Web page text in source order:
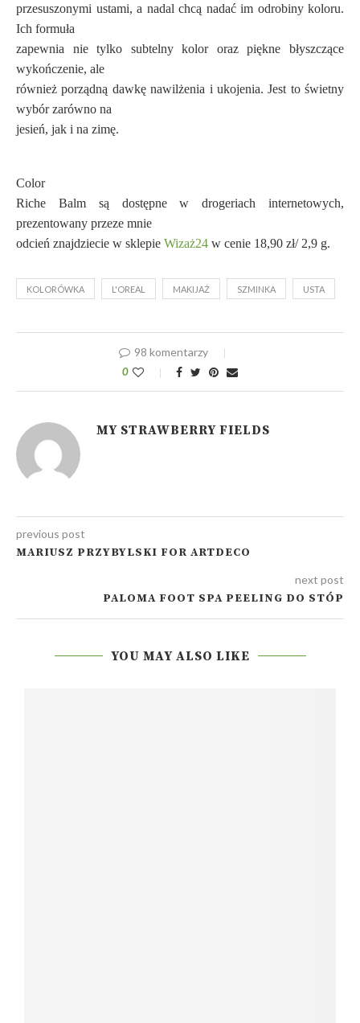
przesuszonymi ustami, a nadal chcą nadać im odrobiny koloru.
Ich formuła
zapewnia nie tylko subtelny kolor oraz piękne błyszczące
wykończenie, ale
również porządną dawkę nawilżenia i ukojenia. Jest to świetny
wybór zarówno na
jesień, jak i na zimę.
Color
Riche Balm są dostępne w drogeriach internetowych,
prezentowany przeze mnie
odcień znajdziecie w sklepie Wizaż24 w cenie 18,90 zł/ 2,9 g.
KOLORÓWKA L'OREAL MAKIJAŻ SZMINKA USTA
98 komentarzy
0
MY STRAWBERRY FIELDS
previous post
MARIUSZ PRZYBYLSKI FOR ARTDECO
next post
PALOMA FOOT SPA PEELING DO STÓP
YOU MAY ALSO LIKE